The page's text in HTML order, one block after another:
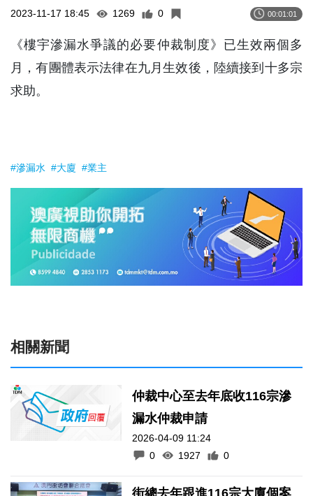
2023-11-17 18:45 1269 0 00:01:01
《樓宇滲漏水爭議的必要仲裁制度》已生效兩個多
月，有團體表示法律在九月生效後，陸續接到十多宗
求助。
#滲漏水 #大廈 #業主
相關新聞
仲裁中心至去年底收116宗滲
漏水仲裁申請
2026-04-09 11:24
0
1927 0
街總去年跟進116宗大廈個案